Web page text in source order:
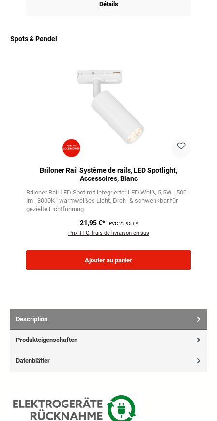
Détails
Spots & Pendel
Briloner Rail Système de rails, LED Spotlight,
Accessoires, Blanc
Briloner Rail LED Spot mit integrierter LED Weiß 5,5W | 500
lm | 3000K | warmweißes Licht Dreh- & schwenkbar für
gezielte Lichtführung
21,95 €* PVC22,95 €*
Prix TTC, frais de livraison en sus
Ajouter au panier
Description
Produkteigenschaften
Datenblätter